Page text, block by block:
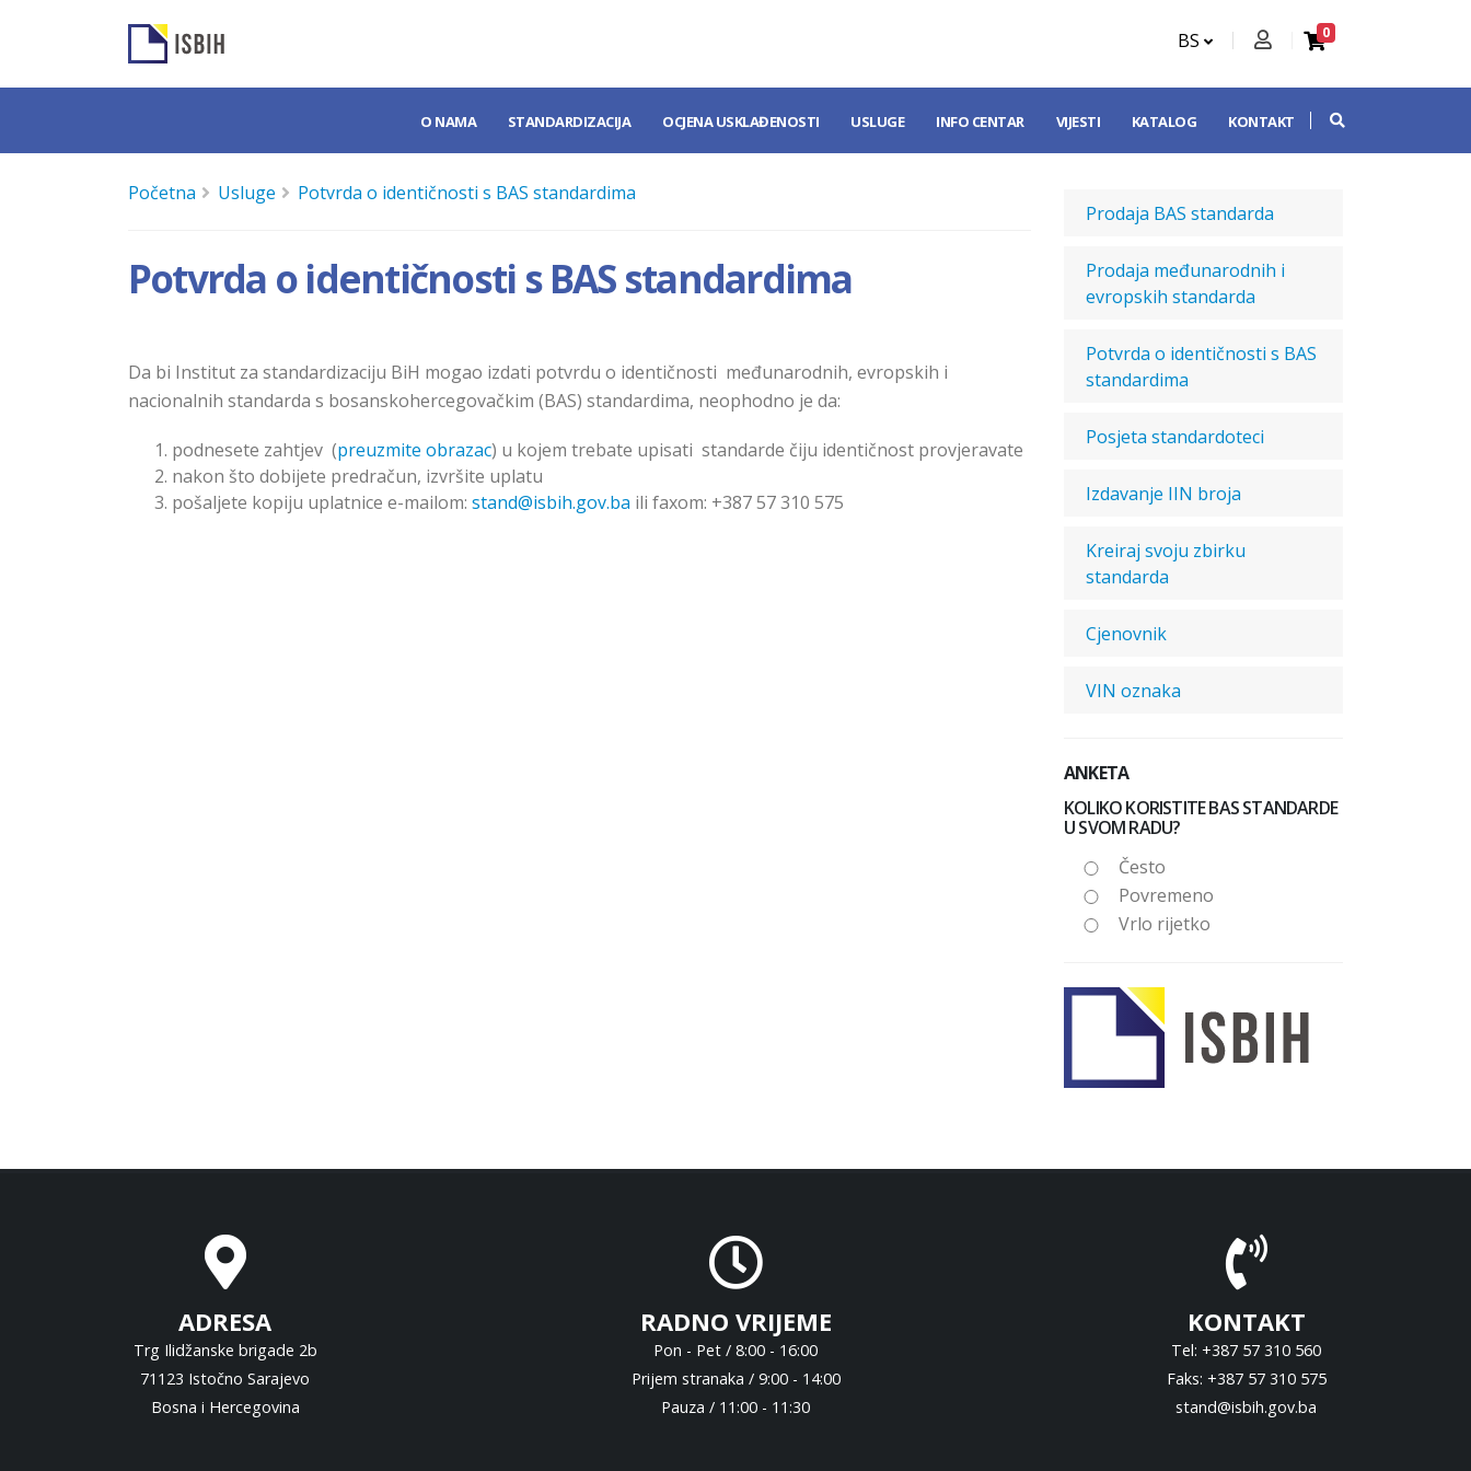
BS 0
O NAMA STANDARDIZACIJA OCJENA USKLAĐENOSTI USLUGE INFO CENTAR VIJESTI KATALOG KONTAKT
Početna Usluge Potvrda o identičnosti s BAS standardima
Potvrda o identičnosti s BAS standardima
Da bi Institut za standardizaciju BiH mogao izdati potvrdu o identičnosti međunarodnih, evropskih i
nacionalnih standarda s bosanskohercegovačkim (BAS) standardima, neophodno je da:
podnesete zahtjev (preuzmite obrazac) u kojem trebate upisati standarde čiju identičnost provjeravate
nakon što dobijete predračun, izvršite uplatu
pošaljete kopiju uplatnice e-mailom: stand@isbih.gov.ba ili faxom: +387 57 310 575
Prodaja BAS standarda
Prodaja međunarodnih i
evropskih standarda
Potvrda o identičnosti s BAS
standardima
Posjeta standardoteci
Izdavanje IIN broja
Kreiraj svoju zbirku
standarda
Cjenovnik
VIN oznaka
ANKETA
KOLIKO KORISTITE BAS STANDARDE
U SVOM RADU?
Često
Povremeno
Vrlo rijetko
ADRESA
Trg Ilidžanske brigade 2b
71123 Istočno Sarajevo
Bosna i Hercegovina
RADNO VRIJEME
Pon - Pet / 8:00 - 16:00
Prijem stranaka / 9:00 - 14:00
Pauza / 11:00 - 11:30
KONTAKT
Tel: +387 57 310 560
Faks: +387 57 310 575
stand@isbih.gov.ba